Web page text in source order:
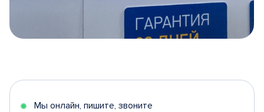
5
Мы онлайн, пишите, звоните